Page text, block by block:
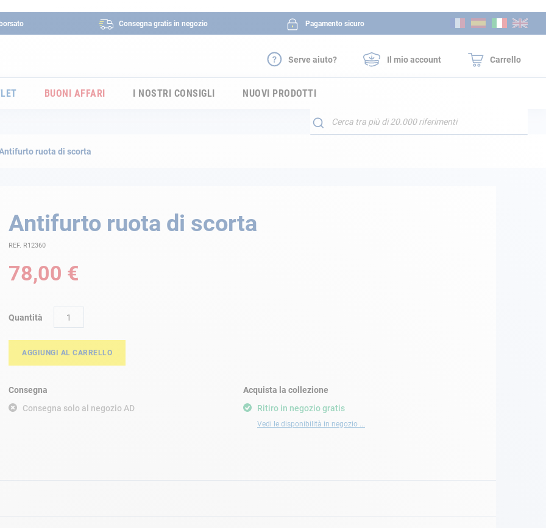
Consegna gratis in negozio Pagamento sicuro
al
Serve aiuto? Il mio account Carrello
BUONI AFFARI I NOSTRI CONSIGLI NUOVI PRODOTTI
Search
ruota di scorta
Antifurto ruota di scorta
REF. R12360
78,00 €
Quantità
AGGIUNGI AL CARRELLO
Consegna
Consegna solo al negozio AD
Ritiro in negozio gratis
Vedi le disponibilità in negozio ...
Acquista la collezione